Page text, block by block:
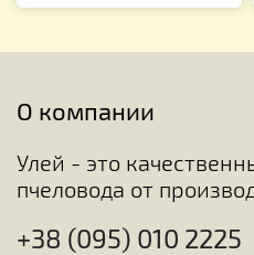
О компании
Улей - это
пчеловода от
+38 (095) 010 2225